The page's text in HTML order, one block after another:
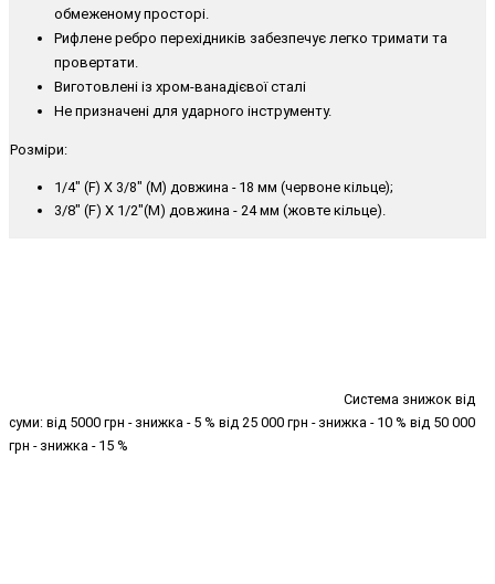
обмеженому просторі.
Рифлене ребро перехідників забезпечує легко тримати та
провертати.
Виготовлені із хром-ванадієвої сталі
Не призначені для ударного інструменту.
Розміри:
1/4" (F) X 3/8" (M) довжина - 18 мм (червоне кільце);
3/8" (F) X 1/2"(M) довжина - 24 мм (жовте кільце).
Система знижок від
суми: від 5000 грн - знижка - 5 % від 25 000 грн - знижка - 10 % від 50 000
грн - знижка - 15 %